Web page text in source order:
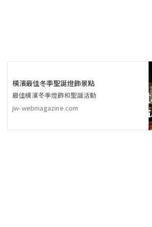
橫濱最佳冬季聖誕燈飾景點
最佳橫濱冬季燈飾和聖誕活動
jw-webmagazine.com